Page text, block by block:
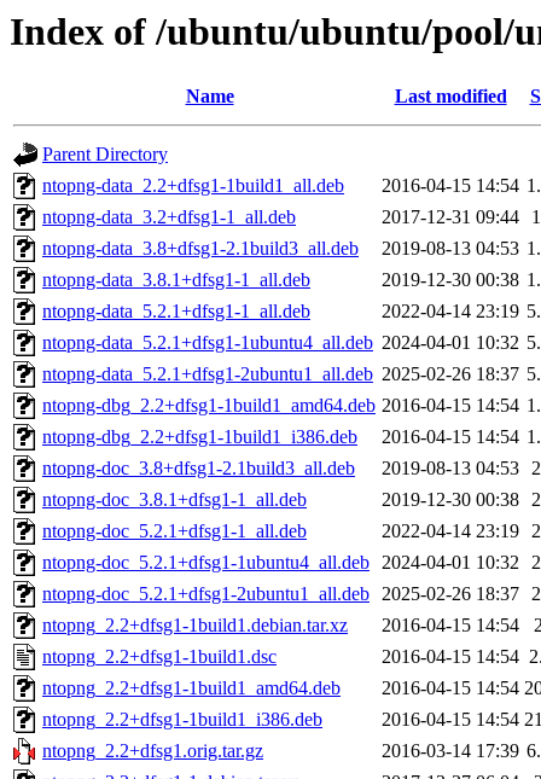
Index of /ubuntu/ubuntu/pool/
Name Last modified
Parent Directory
ntopng-data_2.2+dfsg1-1build1_all.deb
2016-04-15 14:54
ntopng-data_3.2+dfsg1-1_all.deb
2017-12-31 09:44
ntopng-data_3.8+dfsg1-2.1build3_all.deb
2019-08-13 04:53
ntopng-data_3.8.1+dfsg1-1_all.deb
2019-12-30 00:38
ntopng-data_5.2.1+dfsg1-1_all.deb
2022-04-14 23:19
ntopng-data_5.2.1+dfsg1-1ubuntu4_all.deb 2024-04-01 10:32
ntopng-data_5.2.1+dfsg1-2ubuntu1_all.deb 2025-02-26 18:37
ntopng-dbg_2.2+dfsg1-1build1_amd64.deb 2016-04-15 14:54
ntopng-dbg_2.2+dfsg1-1build1_i386.deb
2016-04-15 14:54
ntopng-doc_3.8+dfsg1-2.1build3_all.deb
2019-08-13 04:53
ntopng-doc_3.8.1+dfsg1-1_all.deb
2019-12-30 00:38
ntopng-doc_5.2.1+dfsg1-1_all.deb
2022-04-14 23:19
ntopng-doc_5.2.1+dfsg1-1ubuntu4_all.deb 2024-04-01 10:32
ntopng-doc_5.2.1+dfsg1-2ubuntu1_all.deb 2025-02-26 18:37
ntopng_2.2+dfsg1-1build1.debian.tar.xz
2016-04-15 14:54
ntopng_2.2+dfsg1-1build1.dsc
2016-04-15 14:54
ntopng_2.2+dfsg1-1build1_amd64.deb
2016-04-15 14:54
ntopng_2.2+dfsg1-1build1_i386.deb
2016-04-15 14:54
ntopng_2.2+dfsg1.orig.tar.gz
2016-03-14 17:39